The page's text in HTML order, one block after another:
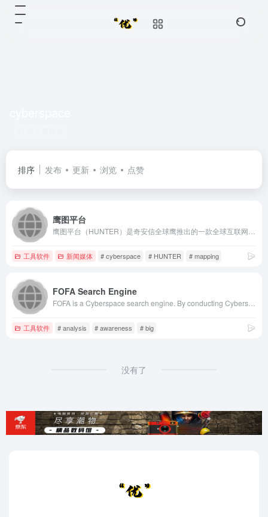
排序 发布 更新 浏览 点赞
鹰图平台
工具软件 新闻媒体 # cyberspace # HUNTER # mapping
FOFA Search Engine
工具软件 # analysis # awareness # big
没有了